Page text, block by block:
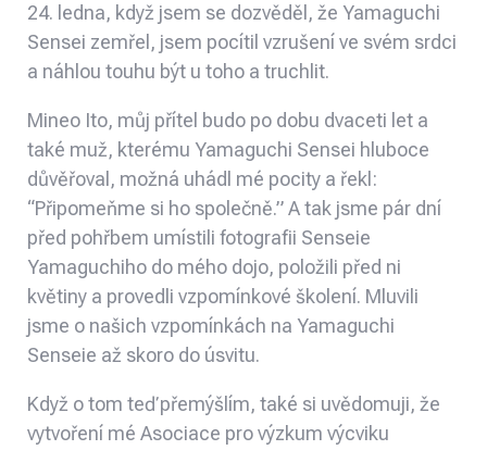
24. ledna, když jsem se dozvěděl, že Yamaguchi
Sensei zemřel, jsem pocítil vzrušení ve svém srdci
a náhlou touhu být u toho a truchlit.
Mineo Ito, můj přítel budo po dobu dvaceti let a
také muž, kterému Yamaguchi Sensei hluboce
důvěřoval, možná uhádl mé pocity a řekl:
“Připomeňme si ho společně.” A tak jsme pár dní
před pohřbem umístili fotografii Senseie
Yamaguchiho do mého dojo, položili před ni
květiny a provedli vzpomínkové školení. Mluvili
jsme o našich vzpomínkách na Yamaguchi
Senseie až skoro do úsvitu.
Když o tom teď přemýšlím, také si uvědomuji, že
vytvoření mé Asociace pro výzkum výcviku